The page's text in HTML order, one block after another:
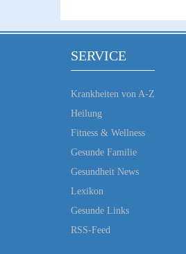
SERVICE
Krankheiten von A-Z
Heilung
Fitness & Wellness
Gesunde Familie
Gesundheit News
Lexikon
Gesunde Links
RSS-Feed